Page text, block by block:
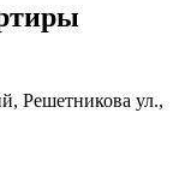
Решетникова ул.,